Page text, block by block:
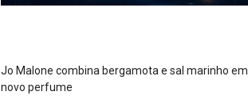
Jo Malone combina bergamota e sal marinho em
novo perfume